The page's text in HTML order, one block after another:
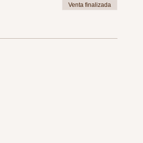
Venta finalizada